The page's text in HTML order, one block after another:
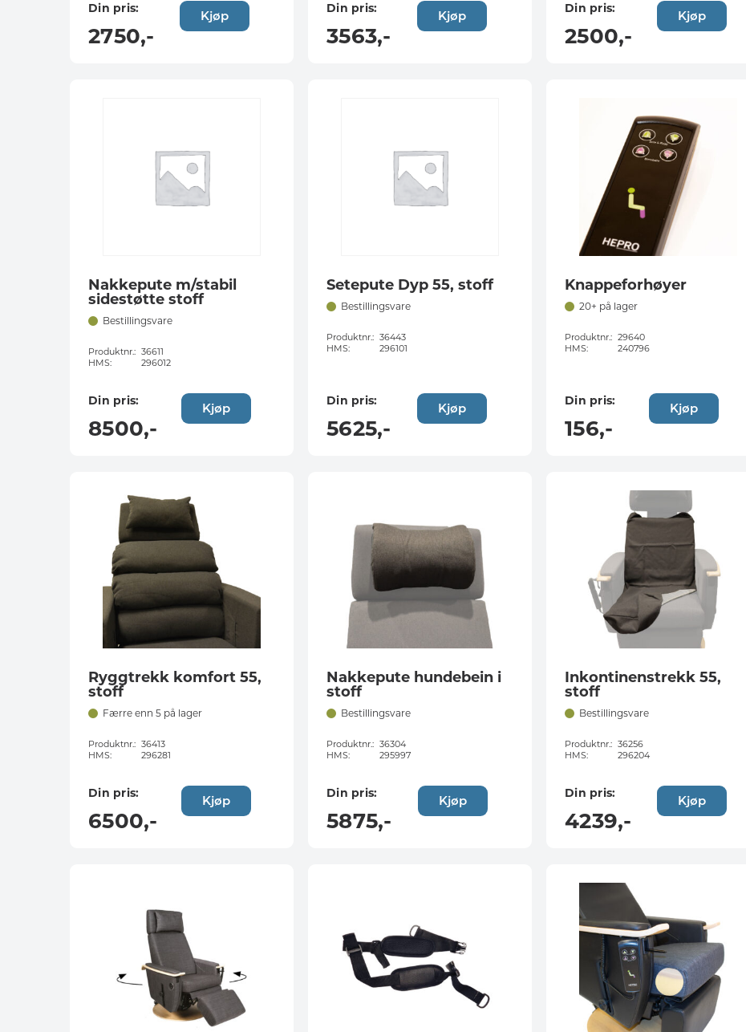
Din pris:
2750,-
Kjøp Din pris:
3563,-
Kjøp Din pris:
2500,-
Kjøp
Nakkepute m/stabil
sidestøtte stoff
Bestillingsvare
Produktnr.: 36611
HMS:
296012
Din pris:
8500,-
Kjøp
Setepute Dyp 55, stoff
Bestillingsvare
Produktnr.: 36443
HMS:
296101
Din pris:
5625,-
Kjøp
Knappeforhøyer
20+ på lager
Produktnr.: 29640
HMS:
240796
Din pris:
156,-
Kjøp
Ryggtrekk komfort 55,
stoff
Færre enn 5 på lager
Produktnr.: 36413
HMS:
296281
Din pris:
6500,-
Kjøp
Nakkepute hundebein i
stoff
Bestillingsvare
Produktnr.: 36304
HMS:
295997
Din pris:
5875,-
Kjøp
Inkontinenstrekk 55,
stoff
Bestillingsvare
Produktnr.: 36256
HMS:
296204
Din pris:
4239,-
Kjøp